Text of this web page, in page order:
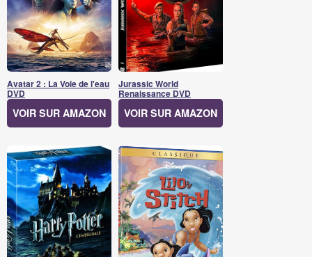
Avatar 2 : La Voie de l'eau
DVD
VOIR SUR AMAZON
Jurassic World
Renaissance DVD
VOIR SUR AMAZON